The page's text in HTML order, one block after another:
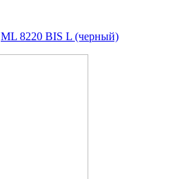
ML 8220 BIS L (черный)